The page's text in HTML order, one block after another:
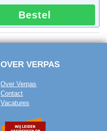
Bestel
OVER VERPAS
Over Verpas
Contact
Vacatures